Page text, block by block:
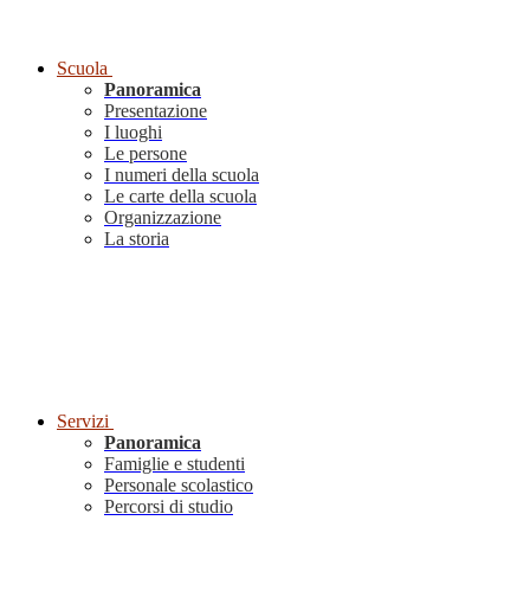
Scuola
Panoramica
Presentazione
I luoghi
Le persone
I numeri della scuola
Le carte della scuola
Organizzazione
La storia
Servizi
Panoramica
Famiglie e studenti
Personale scolastico
Percorsi di studio